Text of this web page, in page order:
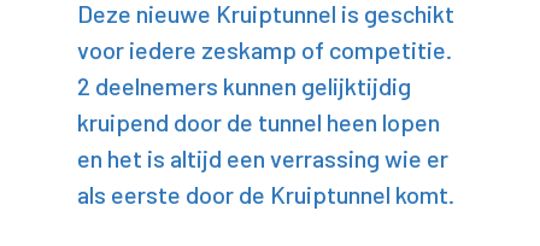
Deze nieuwe Kruiptunnel is geschikt
voor iedere zeskamp of competitie.
2 deelnemers kunnen gelijktijdig
kruipend door de tunnel heen lopen
en het is altijd een verrassing wie er
als eerste door de Kruiptunnel komt.